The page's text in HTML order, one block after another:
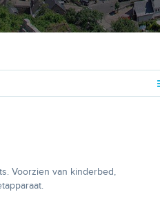
Voorzien van kinderbed,